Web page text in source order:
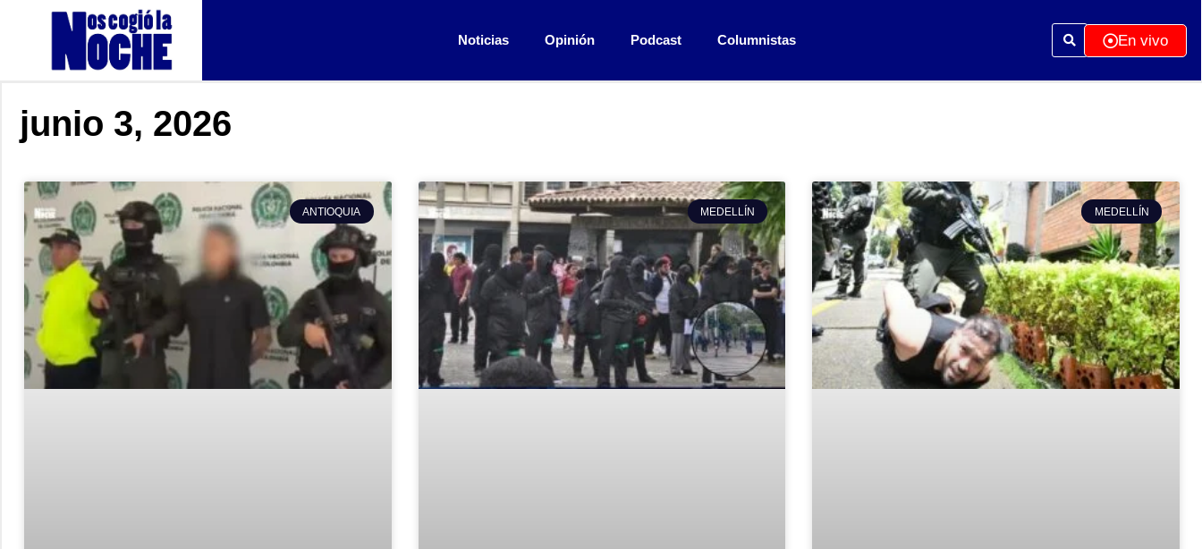
Noticias Opinión Podcast Columnistas En vivo
junio 3, 2026
ANTIOQUIA MEDELLÍN MEDELLÍN